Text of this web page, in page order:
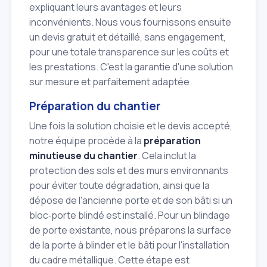
expliquant leurs avantages et leurs
inconvénients. Nous vous fournissons ensuite
un devis gratuit et détaillé, sans engagement,
pour une totale transparence sur les coûts et
les prestations. C'est la garantie d'une solution
sur mesure et parfaitement adaptée.
Préparation du chantier
Une fois la solution choisie et le devis accepté,
notre équipe procède à la préparation
minutieuse du chantier. Cela inclut la
protection des sols et des murs environnants
pour éviter toute dégradation, ainsi que la
dépose de l'ancienne porte et de son bâti si un
bloc‑porte blindé est installé. Pour un blindage
de porte existante, nous préparons la surface
de la porte à blinder et le bâti pour l'installation
du cadre métallique. Cette étape est